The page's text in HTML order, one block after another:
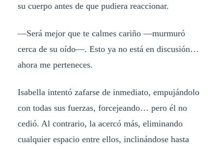
su cuerpo antes de que pudiera reaccionar.
—Será mejor que te calmes cariño —murmuró
cerca de su oído—. Esto ya no está en discusión…
ahora me perteneces.
Isabella intentó zafarse de inmediato, empujándolo
con todas sus fuerzas, forcejeando… pero él no
cedió. Al contrario, la acercó más, eliminando
cualquier espacio entre ellos, inclinándose hasta